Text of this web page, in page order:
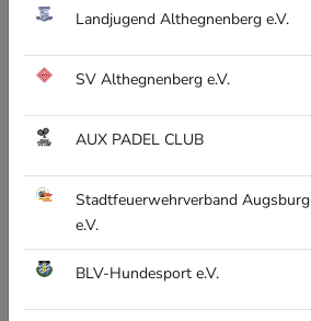
Landjugend Althegnenberg e.V.
SV Althegnenberg e.V.
AUX PADEL CLUB
Stadtfeuerwehrverband Augsburg
e.V.
BLV-Hundesport e.V.